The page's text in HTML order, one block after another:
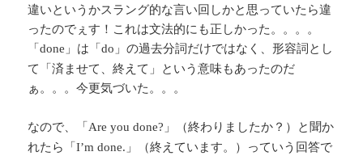
違いというかスラング的な言い回しかと思っていたら違
ったのでぇす！これは文法的にも正しかった。。。。
「done 」は「do 」の過去分詞だけではなく、形容詞とし
て「済ませて、終えて」という意味もあったのだ
ぁ。。。今更気づいた。。。
なので、「Are you done? 」（終わりましたか？）と聞か
れたら「I’m done. 」（終えています。）っていう回答で